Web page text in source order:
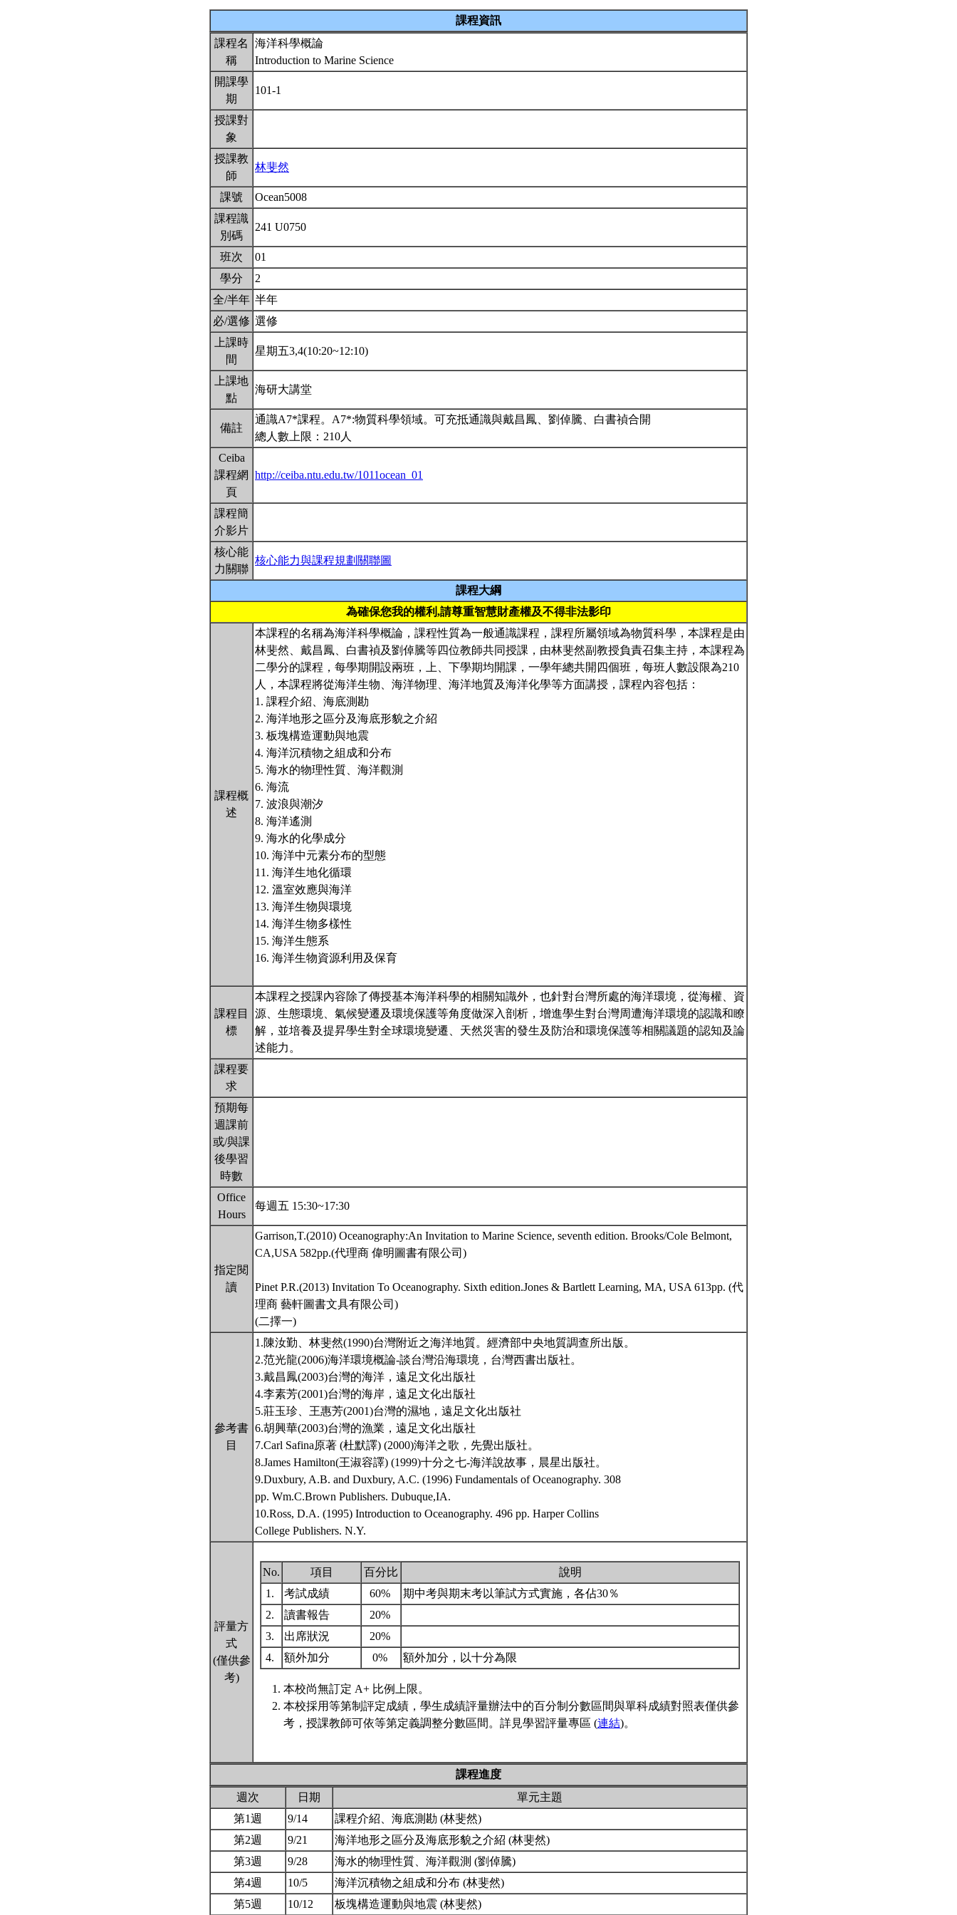
課程資訊
課程名
稱
海洋科學概論
Introduction to Marine Science
開課學
期
101-1
授課對
象
授課教
師
林斐然
課號
Ocean5008
課程識
別碼
241 U0750
班次
01
學分
2
全/半年 半年
必/選修 選修
上課時
間
星期五3,4(10:20~12:10)
上課地
點
海研大講堂
備註
通識A7*課程。A7*:物質科學領域。可充抵通識與戴昌鳳、劉倬騰、白書禎合開
總人數上限：210人
Ceiba
課程網
頁
http://ceiba.ntu.edu.tw/1011ocean_01
課程簡
介影片
核心能
力關聯
核心能力與課程規劃關聯圖
課程大綱
為確保您我的權利,請尊重智慧財產權及不得非法影印
課程概
述
本課程的名稱為海洋科學概論，課程性質為一般通識課程，課程所屬領域為物質科學，本課程是由
林斐然、戴昌鳳、白書禎及劉倬騰等四位教師共同授課，由林斐然副教授負責召集主持，本課程為
二學分的課程，每學期開設兩班，上、下學期均開課，一學年總共開四個班，每班人數設限為210
人，本課程將從海洋生物、海洋物理、海洋地質及海洋化學等方面講授，課程內容包括：
1. 課程介紹、海底測勘
2. 海洋地形之區分及海底形貌之介紹
3. 板塊構造運動與地震
4. 海洋沉積物之組成和分布
5. 海水的物理性質、海洋觀測
6. 海流
7. 波浪與潮汐
8. 海洋遙測
9. 海水的化學成分
10. 海洋中元素分布的型態
11. 海洋生地化循環
12. 溫室效應與海洋
13. 海洋生物與環境
14. 海洋生物多樣性
15. 海洋生態系
16. 海洋生物資源利用及保育
課程目
標
本課程之授課內容除了傳授基本海洋科學的相關知識外，也針對台灣所處的海洋環境，從海權、資
源、生態環境、氣候變遷及環境保護等角度做深入剖析，增進學生對台灣周遭海洋環境的認識和瞭
解，並培養及提昇學生對全球環境變遷、天然災害的發生及防治和環境保護等相關議題的認知及論
述能力。
課程要
求
預期每
週課前
或/與課
後學習
時數
Office
Hours
每週五 15:30~17:30
指定閱
讀
Garrison,T.(2010) Oceanography:An Invitation to Marine Science, seventh edition. Brooks/Cole Belmont,
CA,USA 582pp.(代理商 偉明圖書有限公司)
Pinet P.R.(2013) Invitation To Oceanography. Sixth edition.Jones & Bartlett Learning, MA, USA 613pp. (代
理商 藝軒圖書文具有限公司)
(二擇一)
參考書
目
1.陳汝勤、林斐然(1990)台灣附近之海洋地質。經濟部中央地質調查所出版。
2.范光龍(2006)海洋環境概論-談台灣沿海環境，台灣西書出版社。
3.戴昌鳳(2003)台灣的海洋，遠足文化出版社
4.李素芳(2001)台灣的海岸，遠足文化出版社
5.莊玉珍、王惠芳(2001)台灣的濕地，遠足文化出版社
6.胡興華(2003)台灣的漁業，遠足文化出版社
7.Carl Safina原著 (杜默譯) (2000)海洋之歌，先覺出版社。
8.James Hamilton(王淑容譯) (1999)十分之七-海洋說故事，晨星出版社。
9.Duxbury, A.B. and Duxbury, A.C. (1996) Fundamentals of Oceanography. 308
pp. Wm.C.Brown Publishers. Dubuque,IA.
10.Ross, D.A. (1995) Introduction to Oceanography. 496 pp. Harper Collins
College Publishers. N.Y.
評量方
式
(僅供參
考)
No. 項目 百分比
說明
1.
考試成績 60%
期中考與期末考以筆試方式實施，各佔30％
2.
讀書報告
20%
3.
出席狀況
20%
4.
額外加分 0% 額外加分，以十分為限
本校尚無訂定 A+ 比例上限。
本校採用等第制評定成績，學生成績評量辦法中的百分制分數區間與單科成績對照表僅供參
考，授課教師可依等第定義調整分數區間。詳見學習評量專區 (連結)。
課程進度
週次
日期
單元主題
第1週
9/14
課程介紹、海底測勘 (林斐然)
第2週
9/21
海洋地形之區分及海底形貌之介紹 (林斐然)
第3週
9/28
海水的物理性質、海洋觀測 (劉倬騰)
第4週
10/5
海洋沉積物之組成和分布 (林斐然)
第5週
10/12 板塊構造運動與地震 (林斐然)